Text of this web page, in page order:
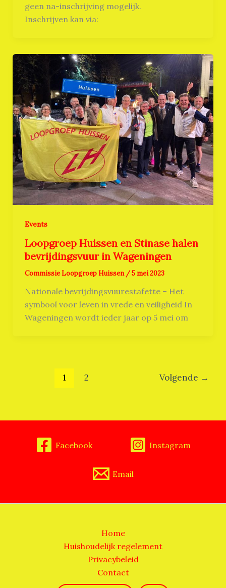
geen na-inschrijving mogelijk.
Inschrijven kan via:
Events
Loopgroep Huissen en Stinase halen
bevrijdingsvuur in Wageningen
Commissie Loopgroep Huissen /5 mei 2023
Nationale bevrijdingsvuurestafette – Het
symbool voor leven in vrede en veiligheid In
Wageningen wordt ieder jaar op 5 mei om
1 2 Volgende →
Facebook Instagram
Email
Home
Huishoudelijk regelement
Privacybeleid
Contact